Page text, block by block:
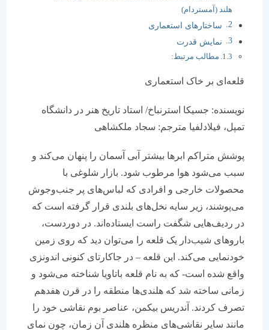
هلند (آمستردام)
ساختارهای استعماری
نمایش قدرت
مطالب مرتبط:
قلعه‌ای بر خاک استعماری
نویسنده: جسیکا استرنباخ/ استاد تاریخ هنر در دانشگاه
تمپل، فیلادلفیا مترجم: سجاد ملکشاهی
پوشش متراکم ابرها بیشتر آبی آسمان را پنهان می‌کند و
سبب می‌شود هوا مرطوب شود. بازار شلوغی با
محصولات خارجی و افرادی که لباس‌های پر جنب‌و‌جوش
می‌پوشند، زیر سایه نخل‌های بلندی قرار گرفته است که
در ردیف‌هایی شگفت راست ایستاده‌اند. در دوردست،
باروهای شیب‌دار یک قلعه را می‌توان دید که روی زمین
خودنمایی می‌کند. این قلعه – در جاکارتای کنونی اندونزی
واقع شده است- که به نام قلعه باتاویا شناخته می‌شود و
زمانی ساخته شد که هلندی‌ها منطقه را در قرن هفدهم
تصرف کردند. آندریس بیکمن، عناصر بوم نقاشی خود را
مانند سایر نقاشی‌های منظره هلندی آن زمان، چون نمای